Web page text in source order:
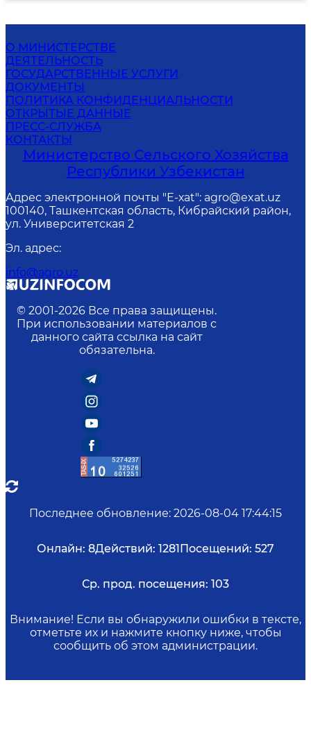
О МИНИСТЕРСТВЕ
ДЕЯТЕЛЬНОСТЬ
ГОСУДАРСТВЕННЫЕ УСЛУГИ
ДОКУМЕНТЫ
ПОЛИТИКА КОНФИДЕНЦИАЛЬНОСТИ
ОТКРЫТЫЕ ДАННЫЕ
ПРЕСС-СЛУЖБА
КОНТАКТЫ
Министерство Сельского Хозяйства
Республики Узбекистан
Адрес электронной почты "Е-хаt": agro@exat.uz
100140, Ташкентская область, Кибрайский район,
ул. Университетская 2
Эл. адрес:
info@agro.uz
© 2001-2026 Все права защищены.
При использовании материалов с
данного сайта ссылка на сайт
обязательна.
Последнее обновление: 2026-08-04 17:44:15
Онлайн: 8Действий: 1281Посещений: 527
Ср. прод. посещения: 103
Внимание! Если вы обнаружили ошибки в тексте,
отметьте их и нажмите кнопку ниже, чтобы
сообщить об этом администрации.